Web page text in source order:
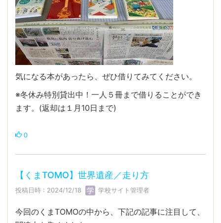
気になる本があったら、ぜひ借りてみてください。
※冬休み特別貸出中！一人５冊まで借りることができ
ます。(返却は１月10日まで)
0
【くまTOMO】世界遺産／走り方
投稿日時 : 2024/12/18 学校サイト管理者
今回のくまTOMOの中から、下記の記事に注目して、